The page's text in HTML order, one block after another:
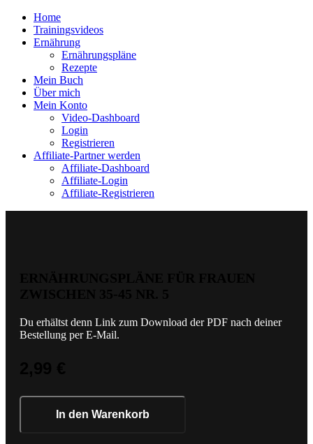
Home
Trainingsvideos
Ernährung
Ernährungspläne
Rezepte
Mein Buch
Über mich
Mein Konto
Video-Dashboard
Login
Registrieren
Affiliate-Partner werden
Affiliate-Dashboard
Affiliate-Login
Affiliate-Registrieren
Du erhältst denn Link zum Download der PDF nach deiner
Bestellung per E-Mail.
Ernährungspläne
In den Warenkorb